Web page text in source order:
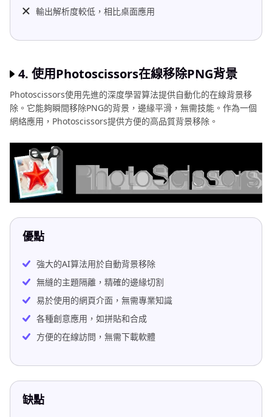
輸出解析度較低，相比桌面應用
4. 使用Photoscissors在線移除PNG背景
Photoscissors使用先進的深度學習算法提供自動化的在線背景移
除。它能夠瞬間移除PNG的背景，邊緣平滑，無需技能。作為一個
網絡應用，Photoscissors提供方便的高品質背景移除。
優點
強大的AI算法用於自動背景移除
無縫的主題隔離，精確的邊緣切割
易於使用的網頁介面，無需專業知識
各種創意應用，如拼貼和合成
方便的在線訪問，無需下載軟體
缺點